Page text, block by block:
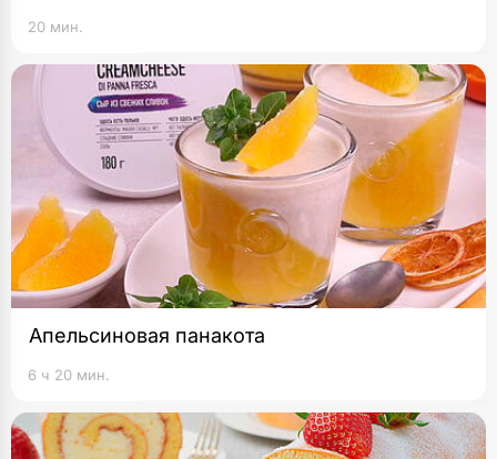
20 мин.
Апельсиновая панакота
6 ч 20 мин.